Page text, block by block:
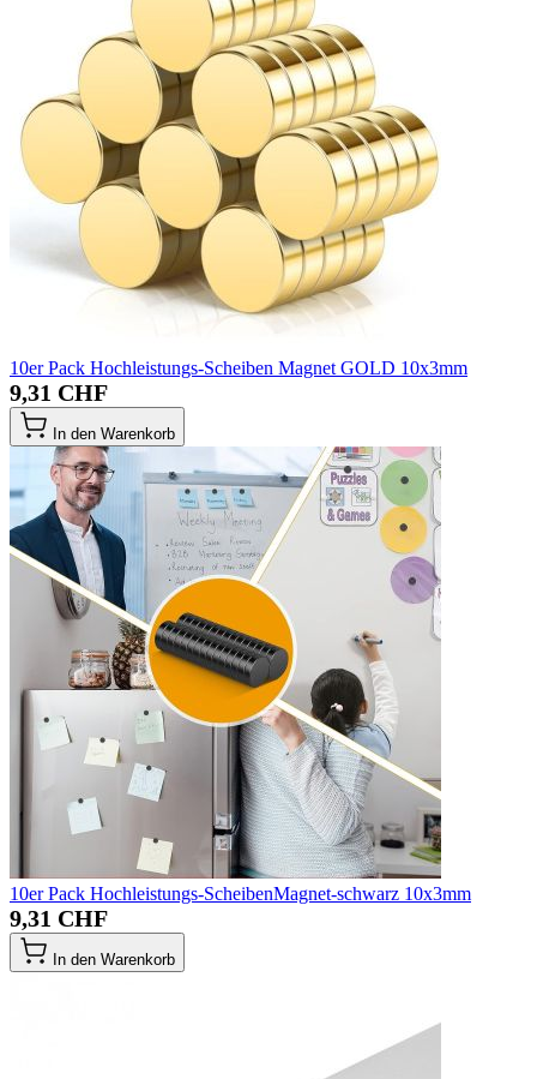
10er Pack Hochleistungs-Scheiben Magnet GOLD 10x3mm
9,31 CHF
In den Warenkorb
10er Pack Hochleistungs-ScheibenMagnet-schwarz 10x3mm
9,31 CHF
In den Warenkorb